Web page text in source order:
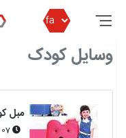
مازرون فوم وسایل کودک
وسایل کودک
مبل
07 بهمن 1399 , 01:29